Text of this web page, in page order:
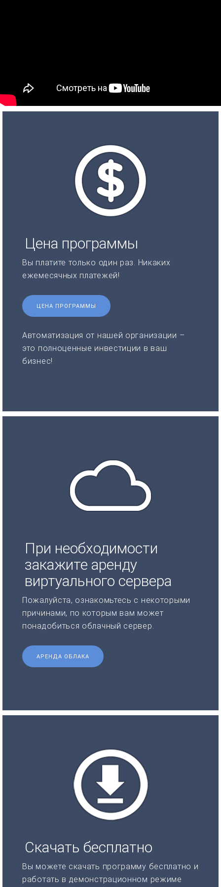
Цена программы
Вы платите только один раз. Никаких
ежемесячных платежей!
ЦЕНА ПРОГРАММЫ
Автоматизация от нашей организации –
это полноценные инвестиции в ваш
бизнес!
При необходимости
закажите аренду
виртуального сервера
Пожалуйста, ознакомьтесь с некоторыми
причинами, по которым вам может
понадобиться облачный сервер.
АРЕНДА ОБЛАКА
Скачать бесплатно
Вы можете скачать программу бесплатно и
работать в демонстрационном режиме